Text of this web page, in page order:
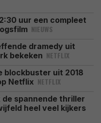
uur een compleet
NIEUWS
dramedy uit
bekeken NETFLIX
blockbuster uit 2018
Netflix NETFLIX
spannende thriller
heel veel kijkers